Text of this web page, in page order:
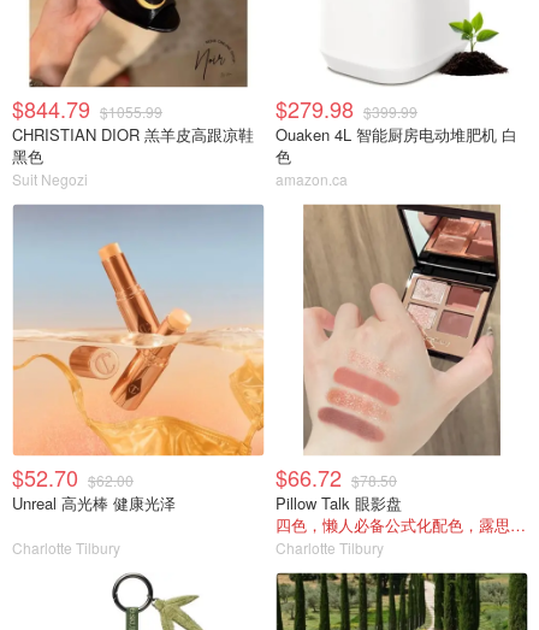
$844.79 $1055.99
CHRISTIAN DIOR 羔羊皮高跟凉鞋
黑色
Suit Negozi
$279.98 $399.99
Ouaken 4L 智能厨房电动堆肥机 白
色
amazon.ca
$52.70 $62.00
Unreal 高光棒 健康光泽
Charlotte Tilbury
$66.72 $78.50
Pillow Talk 眼影盘
四色，懒人必备公式化配色，露思超爱！
Charlotte Tilbury